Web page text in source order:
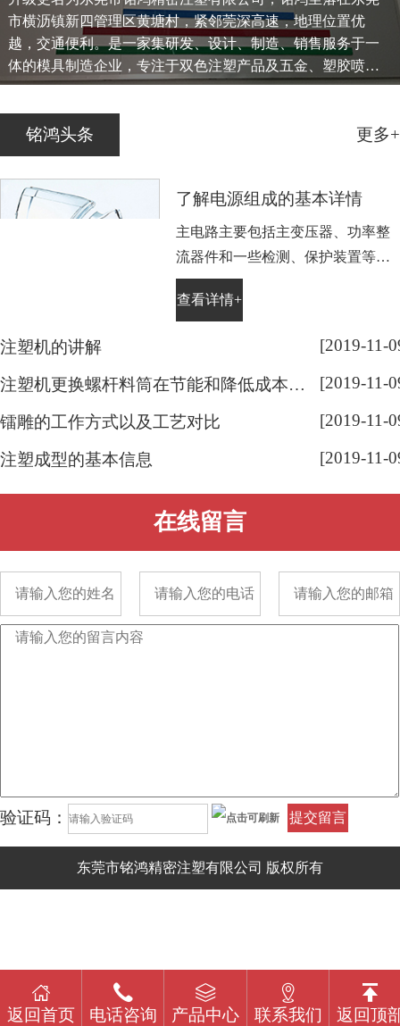
市横沥镇新四管理区黄塘村，紧邻莞深高速，地理位置优
越，交通便利。是一家集研发、设计、制造、销售服务于一
体的模具制造企业，专注于双色注塑产品及五金、塑胶喷
油、移印、镭雕等一条龙服务...
铭鸿头条 更多+
了解电源组成的基本详情
主电路主要包括主变压器、功率整
流器件和一些检测、保护装置等。
电镀电源中的主变压器是将交流电
源电压降低为电镀工艺所需要的电
频(50Hz)变压器，高频开关电源中
使用的是高频(10～50kHz)变压器。
查看详情+
注塑机的讲解 [2019-11-
注塑机更换螺杆料筒在节能和降低成本有显著效果 [2019-11-
镭雕的工作方式以及工艺对比 [2019-11-
注塑成型的基本信息 [2019-11-
在线留言
验证码： 提交留言
东莞市铭鸿精密注塑有限公司 版权所有
返回首页 电话咨询 产品中心 联系我们 返回顶